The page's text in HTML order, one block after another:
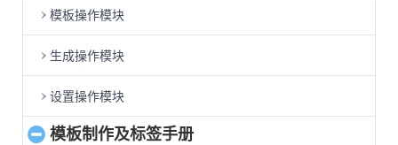
模板操作模块
生成操作模块
设置操作模块
模板制作及标签手册